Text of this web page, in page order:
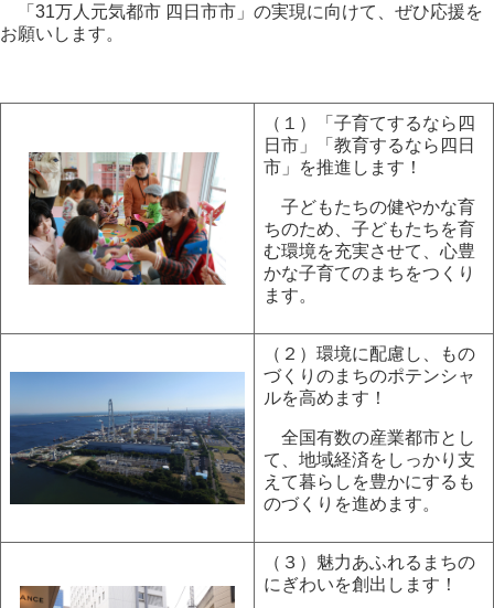
「31万人元気都市 四日市市」の実現に向けて、ぜひ応援を
お願いします。
（１）「子育てするなら四
日市」「教育するなら四日
市」を推進します！
子どもたちの健やかな育
ちのため、子どもたちを育
む環境を充実させて、心豊
かな子育てのまちをつくり
ます。
（２）環境に配慮し、もの
づくりのまちのポテンシャ
ルを高めます！
全国有数の産業都市とし
て、地域経済をしっかり支
えて暮らしを豊かにするも
のづくりを進めます。
（３）魅力あふれるまちの
にぎわいを創出します！